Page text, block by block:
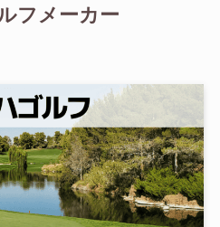
フメーカー